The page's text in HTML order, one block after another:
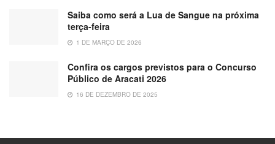
Saiba como será a Lua de Sangue na próxima
terça-feira
1 DE MARÇO DE 2026
Confira os cargos previstos para o Concurso
Público de Aracati 2026
16 DE DEZEMBRO DE 2025